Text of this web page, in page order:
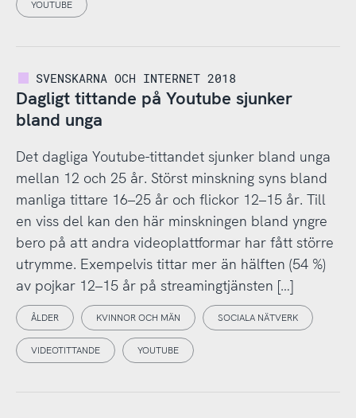
YOUTUBE
SVENSKARNA OCH INTERNET 2018
Dagligt tittande på Youtube sjunker
bland unga
Det dagliga Youtube-tittandet sjunker bland unga
mellan 12 och 25 år. Störst minskning syns bland
manliga tittare 16–25 år och flickor 12–15 år. Till
en viss del kan den här minskningen bland yngre
bero på att andra videoplattformar har fått större
utrymme. Exempelvis tittar mer än hälften (54 %)
av pojkar 12–15 år på streamingtjänsten […]
ÅLDER KVINNOR OCH MÄN SOCIALA NÄTVERK
VIDEOTITTANDE YOUTUBE